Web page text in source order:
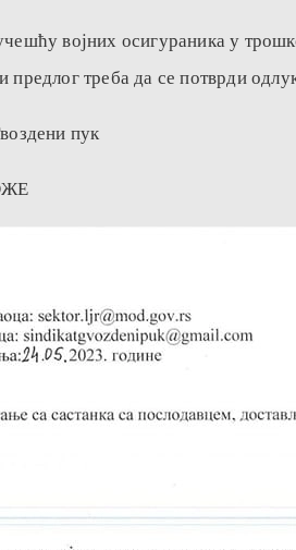
војних осигураника у
треба да се потврди
пук